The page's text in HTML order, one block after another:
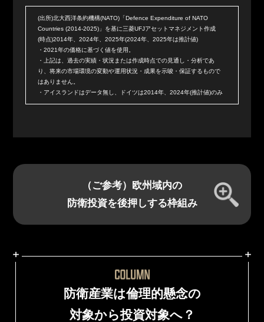
(出所)北大西洋条約機構(NATO)「Defence Expenditure of NATO
Countries (2014-2025)」を基に三菱UFJアセットマネジメント作成
(時点)2014年、2024年、2025年(2024年、2025年は推計値)
・2021年の価格に基づく値を使用。
・上記は、過去の実績・状況または作成時点での見通し・分析であ
り、将来の市場環境の変動や運用状況・成果を示唆・保証するもので
はありません。
・アイスランドはデータ無し、ドイツは2014年、2024年(推計値)のみ
（ご参考）欧州域内の
防衛投資を後押しする枠組み
防衛産業は倫理的懸念の
対象から投資対象へ？